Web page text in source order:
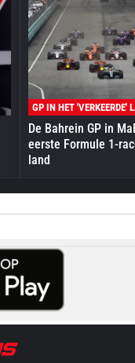
GP IN HET 'VERKEERDE'
De Bahrein GP in
eerste Formule 1-
land